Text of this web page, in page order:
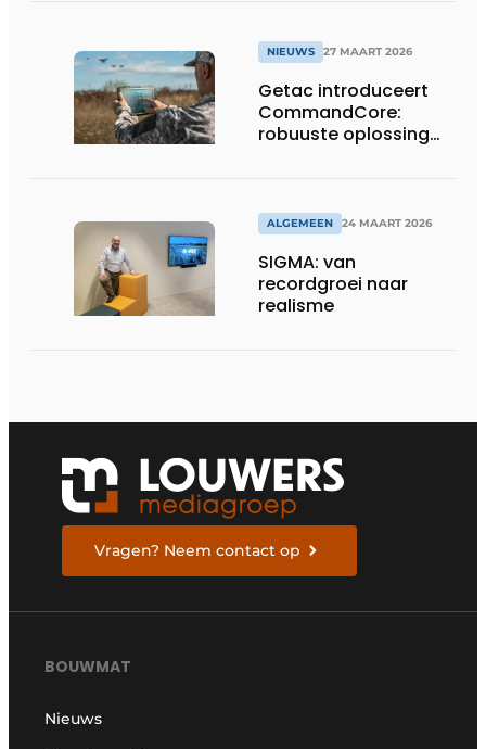
NIEUWS 27 MAART 2026
Getac introduceert
CommandCore:
robuuste oplossing
ALGEMEEN 24 MAART 2026
SIGMA: van
recordgroei naar
realisme
Vragen? Neem contact op
BOUWMAT
Nieuws